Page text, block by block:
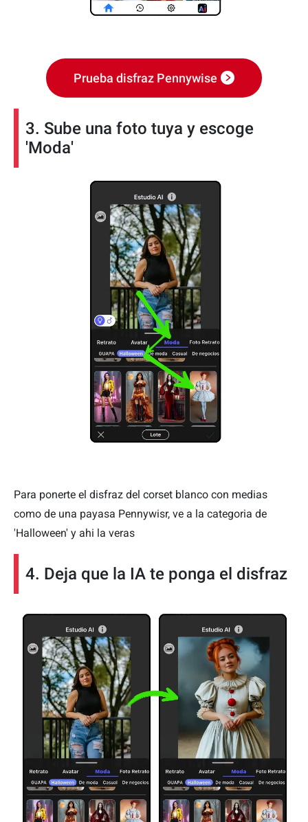
Prueba disfraz Pennywise
3. Sube una foto tuya y escoge
'Moda'
Para ponerte el disfraz del corset blanco con medias
como de una payasa Pennywisr, ve a la categoria de
'Halloween' y ahi la veras
4. Deja que la IA te ponga el disfraz